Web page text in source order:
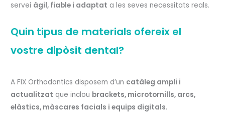
servei àgil, fiable i adaptat a les seves necessitats reals.
Quin tipus de materials ofereix el
vostre dipòsit dental?
A FIX Orthodontics disposem d’un catàleg ampli i
actualitzat que inclou brackets, microtornills, arcs,
elàstics, màscares facials i equips digitals.